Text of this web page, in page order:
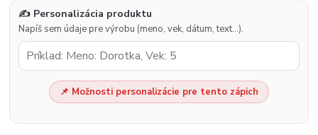
✍️ Personalizácia produktu
Napíš sem údaje pre výrobu (meno, vek, dátum, text…).
📌 Možnosti personalizácie pre tento zápich